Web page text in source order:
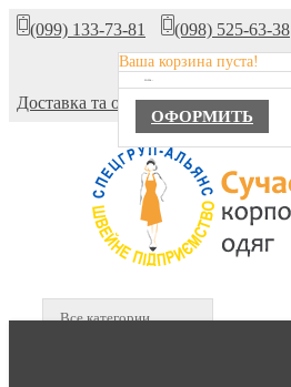
(099) 133-73-81 (098) 525-63-38
Доставка та оплата
Все категории
Ваша корзина пуста!
ОФОРМИТЬ